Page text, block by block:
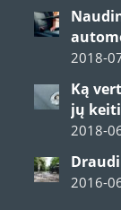
2018-
Ką
jų
2018-
2016-